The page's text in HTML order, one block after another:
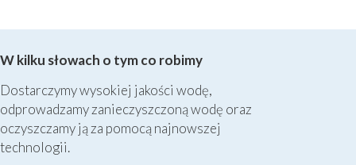
Dostarczymy wysokiej jakości wodę,
odprowadzamy zanieczyszczoną wodę oraz
oczyszczamy ją za pomocą najnowszej
technologii.
W kilku słowach o tym co robimy